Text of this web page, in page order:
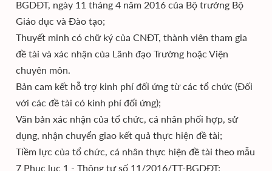
BGDĐT, ngày 11 tháng 4 năm 2016 của Bộ trưởng Bộ
Giáo dục và Đào tạo;
Thuyết minh có chữ ký của CNĐT, thành viên tham gia
đề tài và xác nhận của Lãnh đạo Trường hoặc Viện
chuyên môn.
Bản cam kết hỗ trợ kinh phí đối ứng từ các tổ chức (Đối
với các đề tài có kinh phí đối ứng);
Văn bản xác nhận của tổ chức, cá nhân phối hợp, sử
dụng, nhận chuyển giao kết quả thực hiện đề tài;
Tiềm lực của tổ chức, cá nhân thực hiện đề tài theo mẫu
7 Phục lục 1 - Thông tư số 11/2016/TT-BGDĐT;